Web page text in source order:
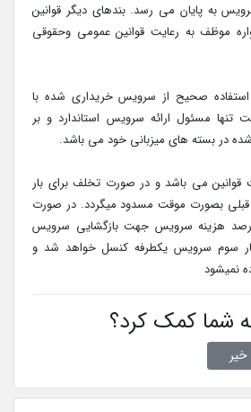
به پایان می رسد. بندهای دیگر قوانین
موظف به رعایت قوانین عمومی وحقوقی
استفاده صحیح از سرویس خریداری شده با
مسئول ارائه سرویس استاندارد و بر
در بسته های میزبانی خود می باشد.
قوانین می باشد و در صورت تخلف برای بار
بصورت موقت مسدود میگردد. در صورت
برای بار دوم 30 درصد هزینه سرویس جهت بازگشایی سرویس
سوم سرویس یکطرفه کنسل خواهد شد و
نمیشود
شما کمک کرد؟